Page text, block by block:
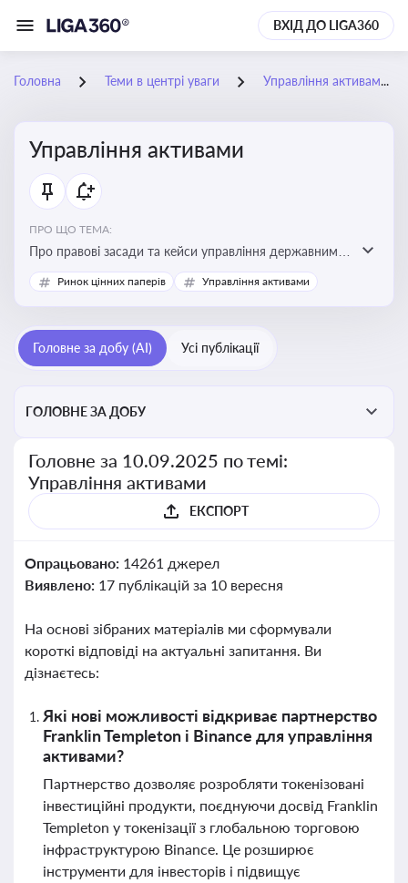
ВХІД ДО LIGA360
Головна Теми в центрі уваги Управління активами
Управління активами
ПРО ЩО ТЕМА:
Про правові засади та кейси управління державними,
комунальними та корпоративними активами, для
юристів і керівників, які відповідають за збереження
Ринок цінних паперів Управління активами
Головне за добу (AI) Усі публікації
ГОЛОВНЕ ЗА ДОБУ
Головне за 10.09.2025 по темі:
Управління активами
ЕКСПОРТ
Опрацьовано: 14261 джерел
Виявлено: 17 публікацій за 10 вересня
На основі зібраних матеріалів ми сформували
короткі відповіді на актуальні запитання. Ви
дізнаєтесь:
Які нові можливості відкриває партнерство
Franklin Templeton і Binance для управління
активами?
Партнерство дозволяє розробляти токенізовані
інвестиційні продукти, поєднуючи досвід Franklin
Templeton у токенізації з глобальною торговою
інфраструктурою Binance. Це розширює
інструменти для інвесторів і підвищує